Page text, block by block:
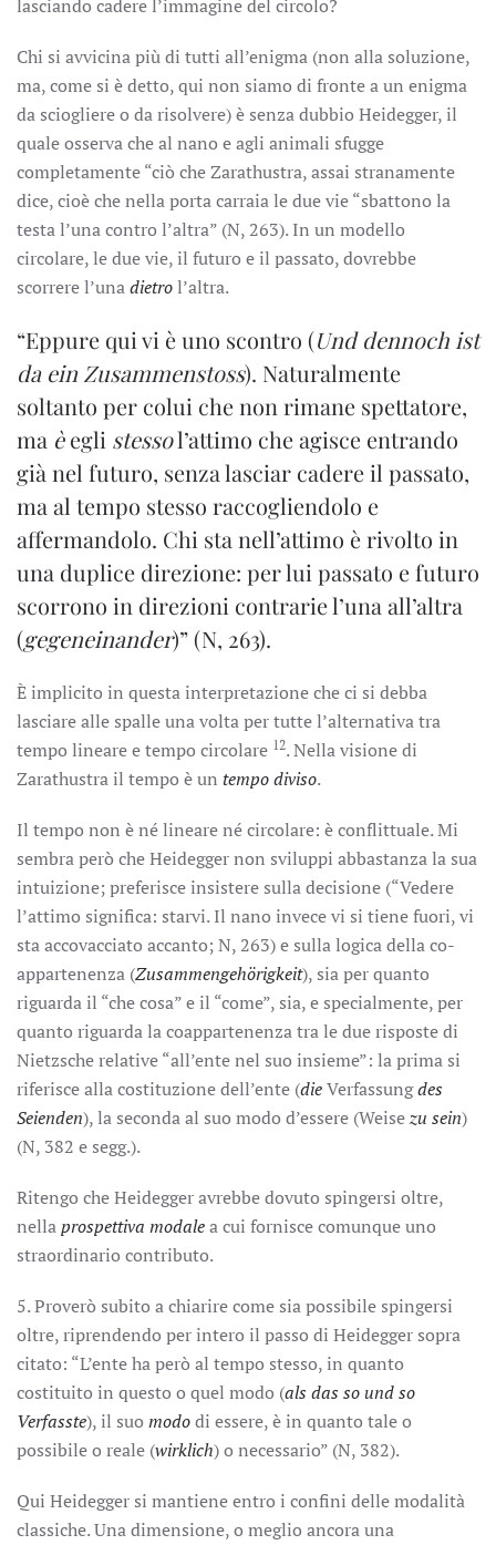
lasciando cadere l’immagine del circolo?
Chi si avvicina più di tutti all’enigma (non alla soluzione,
ma, come si è detto, qui non siamo di fronte a un enigma
da sciogliere o da risolvere) è senza dubbio Heidegger, il
quale osserva che al nano e agli animali sfugge
completamente “ciò che Zarathustra, assai stranamente
dice, cioè che nella porta carraia le due vie “sbattono la
testa l’una contro l’altra” (N, 263). In un modello
circolare, le due vie, il futuro e il passato, dovrebbe
scorrere l’unadietrol’altra.
“Eppure qui vi è uno scontro (Und dennoch ist
da ein Zusammenstoss). Naturalmente
soltanto per colui che non rimane spettatore,
ma èegli stessol’attimo che agisce entrando
già nel futuro, senza lasciar cadere il passato,
ma al tempo stesso raccogliendolo e
affermandolo. Chi sta nell’attimo è rivolto in
una duplice direzione: per lui passato e futuro
scorrono in direzioni contrarie l’una all’altra
(gegeneinander)” (N, 263).
È implicito in questa interpretazione che ci si debba
lasciare alle spalle una volta per tutte l’alternativa tra
tempo lineare e tempo circolare 12. Nella visione di
Zarathustra il tempo è un tempo diviso.
Il tempo non è né lineare né circolare: è conflittuale. Mi
sembra però che Heidegger non sviluppi abbastanza la sua
intuizione; preferisce insistere sulla decisione (“Vedere
l’attimo significa: starvi. Il nano invece vi si tiene fuori, vi
sta accovacciato accanto; N, 263) e sulla logica della co-
appartenenza (Zusammengehörigkeit), sia per quanto
riguarda il “che cosa” e il “come”, sia, e specialmente, per
quanto riguarda la coappartenenza tra le due risposte di
Nietzsche relative “all’ente nel suo insieme”: la prima si
riferisce alla costituzione dell’ente (dieVerfassungdes
Seienden), la seconda al suo modo d’essere (Weisezu sein)
(N, 382 e segg.).
Ritengo che Heidegger avrebbe dovuto spingersi oltre,
nellaprospettiva modalea cui fornisce comunque uno
straordinario contributo.
5. Proverò subito a chiarire come sia possibile spingersi
oltre, riprendendo per intero il passo di Heidegger sopra
citato: “L’ente ha però al tempo stesso, in quanto
costituito in questo o quel modo (als das so und so
Verfasste), il suo mododi essere, è in quanto tale o
possibile o reale (wirklich) o necessario” (N, 382).
Qui Heidegger si mantiene entro i confini delle modalità
classiche. Una dimensione, o meglio ancora una